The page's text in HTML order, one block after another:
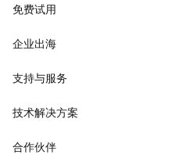
免费试用
企业出海
支持与服务
技术解决方案
合作伙伴